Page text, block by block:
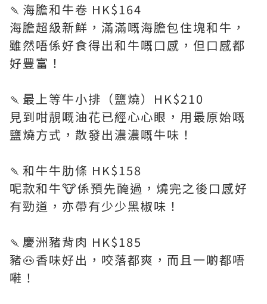
🍡海膽和牛卷 HK$164
海膽超級新鮮，滿滿嘅海膽包住塊和牛，
雖然唔係好食得出和牛嘅口感，但口感都
好豐富！
🍡最上等牛小排（鹽燒）HK$210
見到咁靚嘅油花已經心心眼，用最原始嘅
鹽燒方式，散發出濃濃嘅牛味！
🍡和牛牛肋條 HK$158
呢款和牛🐮係預先醃過，燒完之後口感好
有勁道，亦帶有少少黑椒味！
🍡慶洲豬背肉 HK$185
豬🐽香味好出，咬落都爽，而且一啲都唔
嚡！